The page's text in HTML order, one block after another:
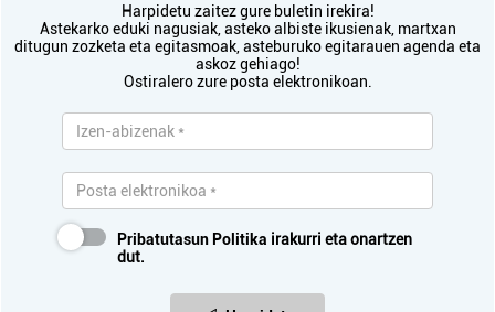
Harpidetu zaitez gure buletin irekira!
Astekarko eduki nagusiak, asteko albiste ikusienak, martxan
ditugun zozketa eta egitasmoak, asteburuko egitarauen agenda eta
askoz gehiago!
Ostiralero zure posta elektronikoan.
Pribatutasun Politika irakurri eta onartzen
dut.